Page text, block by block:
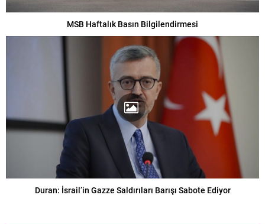
MSB Haftalık Basın Bilgilendirmesi
Duran: İsrail’in Gazze Saldırıları Barışı Sabote Ediyor